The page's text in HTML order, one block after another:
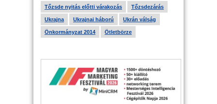
Tőzsde nyitás előtti várakozás Tőzsdezárás
Ukrajna Ukrajnai háború Ukrán válság
Önkormányzat 2014 Ötletbörze